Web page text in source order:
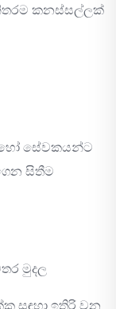
කනස්සල්ලක්
සේවකයන්ට
සිතීම
මුදල
සඳහා ඉතිරි වන